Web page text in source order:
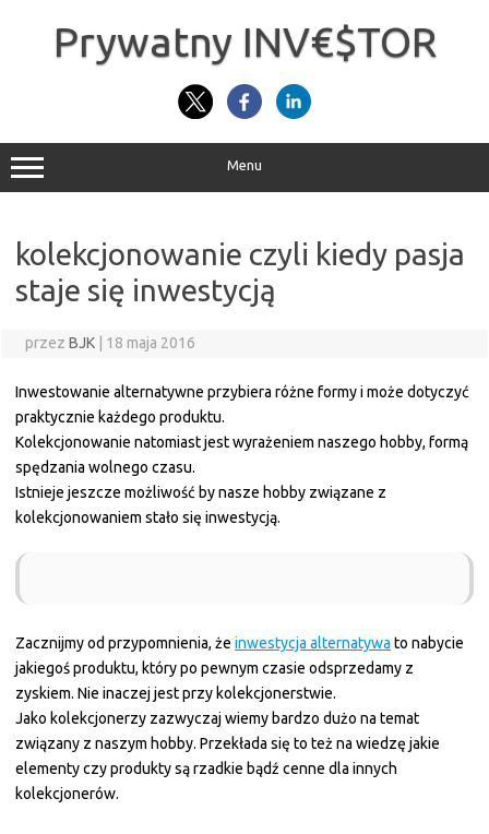
Prywatny INV€$TOR
Menu
kolekcjonowanie czyli kiedy pasja
staje się inwestycją
przez BJK 18 maja 2016
Inwestowanie alternatywne przybiera różne formy i może dotyczyć
praktycznie każdego produktu.
Kolekcjonowanie natomiast jest wyrażeniem naszego hobby, formą
spędzania wolnego czasu.
Istnieje jeszcze możliwość by nasze hobby związane z
kolekcjonowaniem stało się inwestycją.
Zacznijmy od przypomnienia, że inwestycja alternatywa to nabycie
jakiegoś produktu, który po pewnym czasie odsprzedamy z
zyskiem. Nie inaczej jest przy kolekcjonerstwie.
Jako kolekcjonerzy zazwyczaj wiemy bardzo dużo na temat
związany z naszym hobby. Przekłada się to też na wiedzę jakie
elementy czy produkty są rzadkie bądź cenne dla innych
kolekcjonerów.